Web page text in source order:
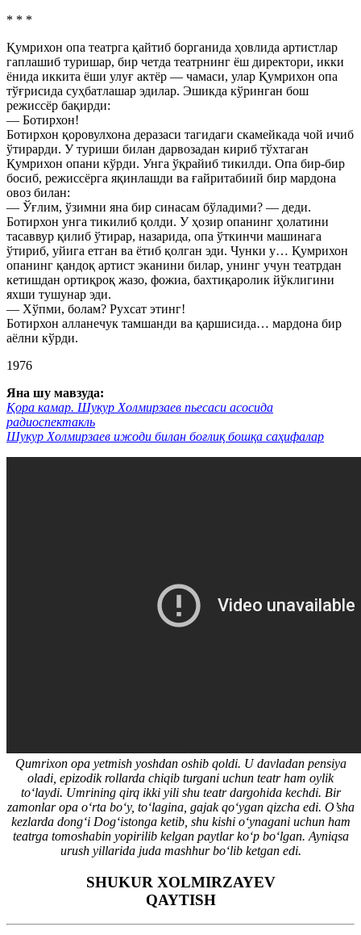
* * *
Қумрихон опа театрга қайтиб борганида ҳовлида артистлар
гаплашиб туришар, бир четда театрнинг ёш директори, икки
ёнида иккита ёши улуғ актёр — чамаси, улар Қумрихон опа
тўғрисида суҳбатлашар эдилар. Эшикда кўринган бош
режиссёр бақирди:
— Ботирхон!
Ботирхон қоровулхона деразаси тагидаги скамейкада чой ичиб
ўтирарди. У туриши билан дарвозадан кириб тўхтаган
Қумрихон опани кўрди. Унга ўқрайиб тикилди. Опа бир-бир
босиб, режиссёрга яқинлашди ва ғайритабиий бир мардона
овоз билан:
— Ўғлим, ўзимни яна бир синасам бўладими? — деди.
Ботирхон унга тикилиб қолди. У ҳозир опанинг ҳолатини
тасаввур қилиб ўтирар, назарида, опа ўткинчи машинага
ўтириб, уйига етган ва ётиб қолган эди. Чунки у… Қумрихон
опанинг қандоқ артист эканини билар, унинг учун театрдан
кетишдан ортиқроқ жазо, фожиа, бахтиқаролик йўклигини
яхши тушунар эди.
— Хўпми, болам? Рухсат этинг!
Ботирхон алланечук тамшанди ва қаршисида… мардона бир
аёлни кўрди.
1976
Яна шу мавзуда:
Қора камар. Шукур Холмирзаев пьесаси асосида
радиоспектакль
Шукур Холмирзаев ижоди билан боғлиқ бошқа саҳифалар
Qumrixon opa yetmish yoshdan oshib qoldi. U davladan pensiya
oladi, epizodik rollarda chiqib turgani uchun teatr ham oylik
to‘laydi. Umrining qirq ikki yili shu teatr dargohida kechdi. Bir
zamonlar opa o‘rta bo‘y, to‘lagina, gajak qo‘ygan qizcha edi. O’sha
kezlarda dong‘i Dog‘istonga ketib, shu kishi o‘ynagani uchun ham
teatrga tomoshabin yopirilib kelgan paytlar ko‘p bo‘lgan. Ayniqsa
urush yillarida juda mashhur bo‘lib ketgan edi.
SHUKUR XOLMIRZAYEV
QAYTISH